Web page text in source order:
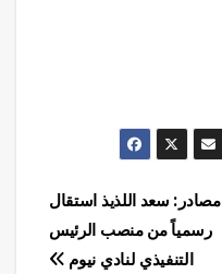
مصادر: سعد اللذيذ استقال
رسمياً من منصب الرئيس
التنفيذي لنادي نيوم